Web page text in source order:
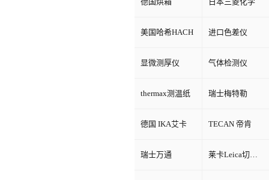
美国哈希HACH 进口色差仪
显微测厚仪 气体检测仪
thermax测温纸 瑞士梅特勒
德国 IKA艾卡 TECAN 帝肯
瑞士万通 莱卡Leica切片机和显微镜